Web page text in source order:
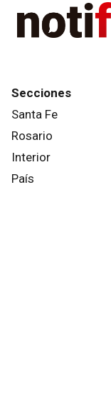
Secciones
Santa Fe
Rosario
Interior
País